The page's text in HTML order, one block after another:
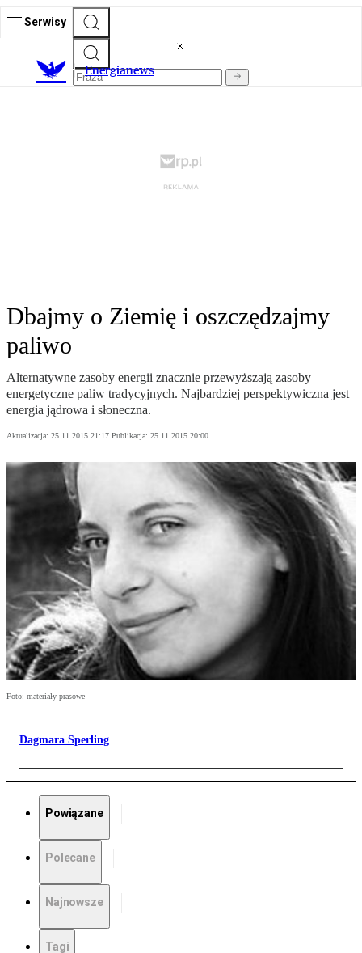
Serwisy
Energianews
Dbajmy o Ziemię i oszczędzajmy
paliwo
Alternatywne zasoby energii znacznie przewyższają zasoby
energetyczne paliw tradycyjnych. Najbardziej perspektywiczna jest
energia jądrowa i słoneczna.
Aktualizacja: 25.11.2015 21:17 Publikacja: 25.11.2015 20:00
Foto: materiały prasowe
Dagmara Sperling
Powiązane
Polecane
Najnowsze
Tagi